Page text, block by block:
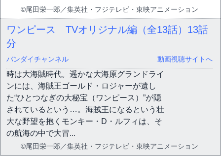
©尾田栄一郎／集英社・フジテレビ・東映アニメーション
ワンピース TVオリジナル編（全13話） 13話
分
バンダイチャンネル 動画視聴サイトへ
時は大海賊時代。遥かな大海原グランドライ
ンには、海賊王ゴールド・ロジャーが遺し
た“ひとつなぎの大秘宝（ワンピース）”が隠
されているという…。海賊王になるという壮
大な野望を抱くモンキー・D・ルフィは、そ
の航海の中で大冒...
©尾田栄一郎／集英社・フジテレビ・東映アニメーション